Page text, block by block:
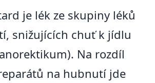
je lék ze skupiny léků
snižujících chuť k jídlu
Na rozdíl
na hubnutí jde